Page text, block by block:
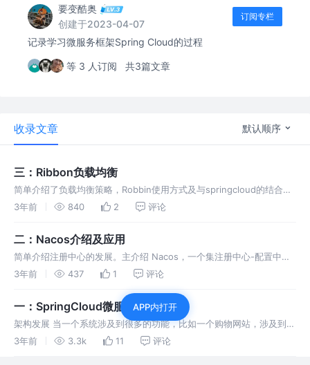
要变酷奥
创建于2023-04-07
订阅专栏
记录学习微服务框架Spring Cloud的过程
等 3 人订阅 共3篇文章
收录文章 默认顺序
三：Ribbon负载均衡
简单介绍了负载均衡策略，Robbin使用方式及与springcloud的结合使
用。并介绍了springcloud中的loadbalancer.
3年前 840 2 评论
二：Nacos介绍及应用
简单介绍注册中心的发展。主介绍 Nacos，一个集注册中心-配置中心
+服务管理平台(可视化的管理一些配置)于一体的平台。并结合demo介
3年前 437 1 评论
一：SpringCloud微服务发展简介
架构发展 当一个系统涉及到很多的功能，比如一个购物网站，涉及到订
单处理、商品处理、优惠券、积分活动等等时，初始的单个系统已无法
3年前 3.3k 11 评论
APP内打开